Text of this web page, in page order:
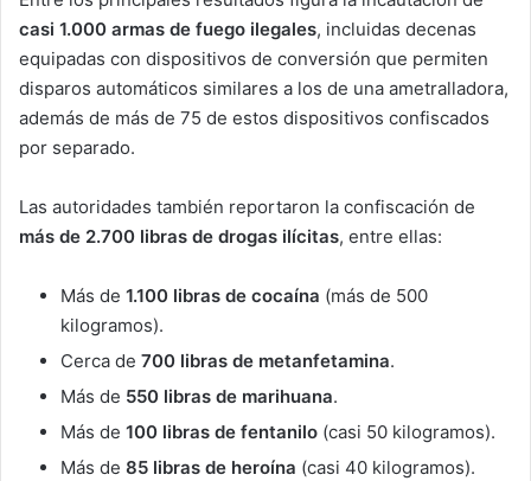
casi 1.000 armas de fuego ilegales, incluidas decenas
equipadas con dispositivos de conversión que permiten
disparos automáticos similares a los de una ametralladora,
además de más de 75 de estos dispositivos confiscados
por separado.
Las autoridades también reportaron la confiscación de
más de 2.700 libras de drogas ilícitas, entre ellas:
Más de 1.100 libras de cocaína (más de 500
kilogramos).
Cerca de 700 libras de metanfetamina.
Más de 550 libras de marihuana.
Más de 100 libras de fentanilo (casi 50 kilogramos).
Más de 85 libras de heroína (casi 40 kilogramos).